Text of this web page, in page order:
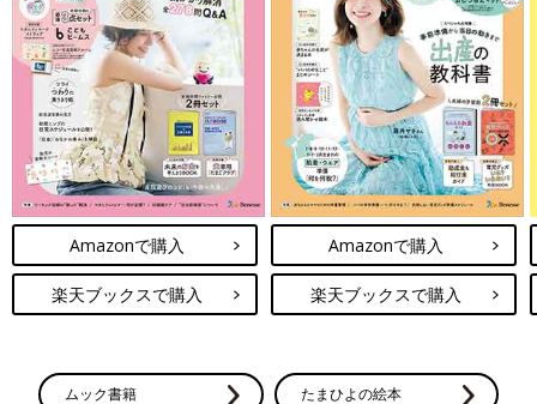
Amazonで購入
楽天ブックスで購入
Amazonで購入
楽天ブックスで購入
ムック書籍 たまひよの絵本